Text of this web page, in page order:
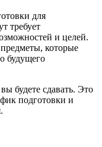
для
требует
и целей.
которые
будущего
будете сдавать. Это
подготовки и